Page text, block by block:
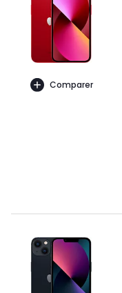
Comparer